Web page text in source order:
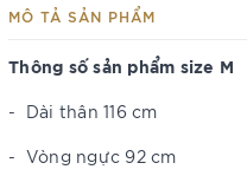
MÔ TẢ SẢN PHẨM
Thông số sản phẩm size M
- Dài thân 116 cm
- Vòng ngực 92 cm